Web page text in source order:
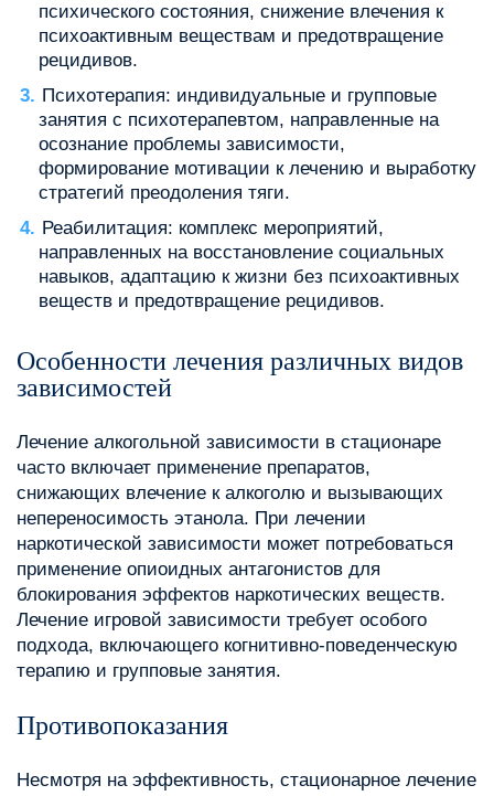
психического состояния, снижение влечения к
психоактивным веществам и предотвращение
рецидивов.
Психотерапия: индивидуальные и групповые
занятия с психотерапевтом, направленные на
осознание проблемы зависимости,
формирование мотивации к лечению и выработку
стратегий преодоления тяги.
Реабилитация: комплекс мероприятий,
направленных на восстановление социальных
навыков, адаптацию к жизни без психоактивных
веществ и предотвращение рецидивов.
Особенности лечения различных видов
зависимостей
Лечение алкогольной зависимости в стационаре
часто включает применение препаратов,
снижающих влечение к алкоголю и вызывающих
непереносимость этанола. При лечении
наркотической зависимости может потребоваться
применение опиоидных антагонистов для
блокирования эффектов наркотических веществ.
Лечение игровой зависимости требует особого
подхода, включающего когнитивно-поведенческую
терапию и групповые занятия.
Противопоказания
Несмотря на эффективность, стационарное лечение